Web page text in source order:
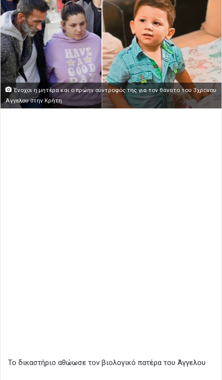
Ένοχοι η μητέρα και ο πρώην σύντροφός της για τον θάνατο του 3χρονου
Άγγελου στην Κρήτη
Το δικαστήριο αθώωσε τον βιολογικό πατέρα του Άγγελου